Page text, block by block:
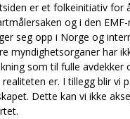
er et folkeinitiativ for
og i den
seg opp i Norge og
myndighetsorganer har
som til fulle avdekker
er. I tillegg blir vi
Dette kan vi ikke